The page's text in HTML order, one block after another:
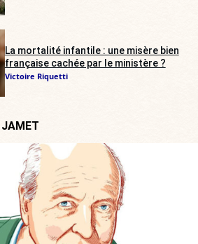
La mortalité infantile : une misère bien
française cachée par le ministère ?
Victoire Riquetti
JAMET